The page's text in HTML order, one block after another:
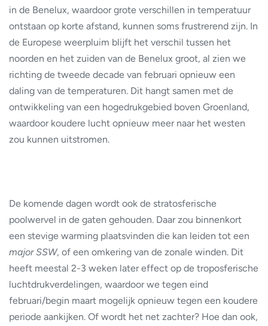
in de Benelux, waardoor grote verschillen in temperatuur
ontstaan op korte afstand, kunnen soms frustrerend zijn. In
de Europese weerpluim blijft het verschil tussen het
noorden en het zuiden van de Benelux groot, al zien we
richting de tweede decade van februari opnieuw een
daling van de temperaturen. Dit hangt samen met de
ontwikkeling van een hogedrukgebied boven Groenland,
waardoor koudere lucht opnieuw meer naar het westen
zou kunnen uitstromen.
De komende dagen wordt ook de stratosferische
poolwervel in de gaten gehouden. Daar zou binnenkort
een stevige warming plaatsvinden die kan leiden tot een
major SSW, of een omkering van de zonale winden. Dit
heeft meestal 2-3 weken later effect op de troposferische
luchtdrukverdelingen, waardoor we tegen eind
februari/begin maart mogelijk opnieuw tegen een koudere
periode aankijken. Of wordt het net zachter? Hoe dan ook,